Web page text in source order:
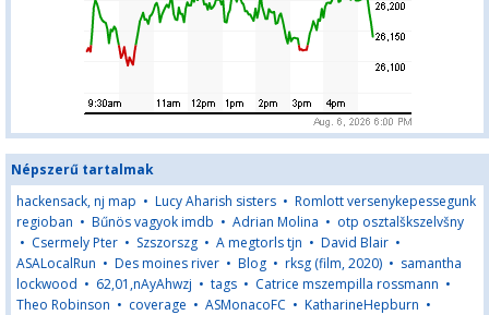
Népszerű tartalmak
hackensack, nj map • Lucy Aharish sisters • Romlott versenykepessegunk
regioban • Bűnös vagyok imdb • Adrian Molina • otp osztalškszelvšny
• Csermely Pter • Szszorszg • A megtorls tjn • David Blair •
ASALocalRun • Des moines river • Blog • rksg (film, 2020) • samantha
lockwood • 62,01,nAyAhwzj • tags • Catrice mszempilla rossmann •
Theo Robinson • coverage • ASMonacoFC • KatharineHepburn •